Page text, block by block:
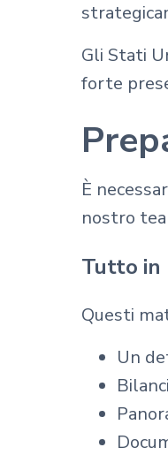
Gli Stati
forte
È
nostro
Tutto in
Questi
Un